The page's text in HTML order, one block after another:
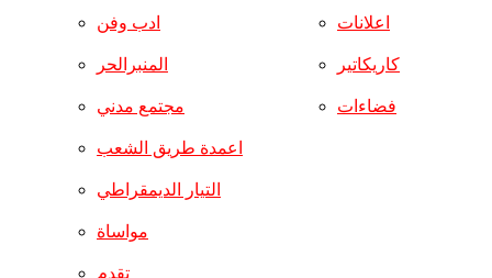
ادب وفن
المنبرالحر
مجتمع مدني
اعلانات
كاريكاتير
فضاءات
اعمدة طريق الشعب
التيار الديمقراطي
مواساة
تقدم